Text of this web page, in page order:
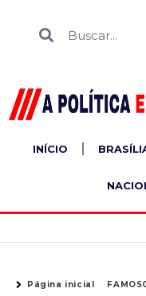
INÍCIO
Página inicial